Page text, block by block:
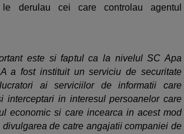
derulau cei care controlau agentul
este si faptul ca la nivelul SC Apa
a fost instituit un serviciu de securitate
ai serviciilor de informatii care
interceptari in interesul persoanelor care
economic si care incearca in acest mod
de catre angajatii companiei de